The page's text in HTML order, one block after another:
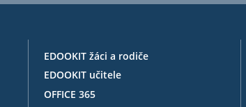
EDOOKIT žáci a rodiče
EDOOKIT učitele
OFFICE 365